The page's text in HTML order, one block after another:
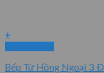
+
Quick View
Bếp Từ Hồng Ngoại 3